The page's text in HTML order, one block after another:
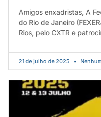
Amigos enxadristas, A
do Rio de Janeiro
Rios, pelo CXTR e
21 de julho de 2025